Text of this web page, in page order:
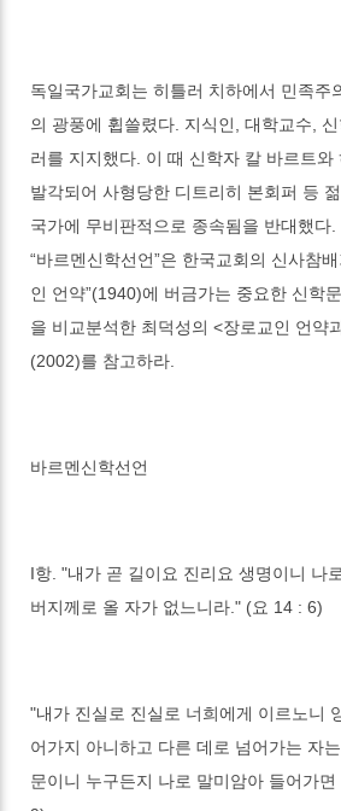
독일국가교회는히틀러 치하에서 민족주
의 광풍에 휩쓸렸다. 지식인, 대학교수,
러를 지지했다. 이 때 신학자 칼 바르트와
발각되어 사형당한 디트리히 본회퍼 등
국가에 무비판적으로 종속됨을 반대했다
“바르멘신학선언”은 한국교회의 신사참
인 언약”(1940)에 버금가는 중요한 신학
을 비교분석한 최덕성의 <장로교인 언약
(2002)를 참고하라.
바르멘신학선언
I항. "내가 곧 길이요 진리요 생명이니 나
버지께로 올 자가 없느니라." (요 14 : 6)
"내가 진실로 진실로 너희에게 이르노니
어가지 아니하고 다른 데로 넘어가는 자
문이니 누구든지 나로 말미암아 들어가면